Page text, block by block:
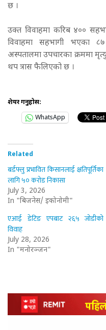
छ ।
उक्त विवाहमा करिब ४००
विवाहमा सहभागी भएका ८७
अस्पतालमा उपचारका क्रममा
थप त्रास फैलिएको छ ।
शेयर गर्नुहोस:
WhatsApp
Related
बर्डफ्लु प्रभावित किसानलाई क्षतिपूर्तिका
लागि ५० करोड निकासा
July 3, 2026
In "बिजनेस/ इकोनोमी"
एआई डेटिङ एपबाट २६५ जोडीको
विवाह
July 28, 2026
In "मनोरञ्जन"